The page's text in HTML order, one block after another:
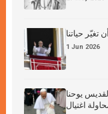
تغيّر حياتنا
1 Jun 2026
يوحنا
اغتيال